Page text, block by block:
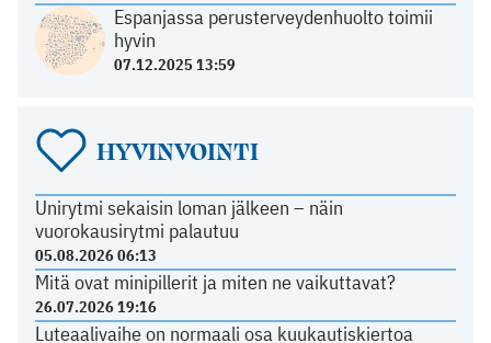
Espanjassa perusterveydenhuolto toimii
hyvin
07.12.2025 13:59
HYVINVOINTI
Unirytmi sekaisin loman jälkeen – näin
vuorokausirytmi palautuu
05.08.2026 06:13
Mitä ovat minipillerit ja miten ne vaikuttavat?
26.07.2026 19:16
Luteaalivaihe on normaali osa kuukautiskiertoa